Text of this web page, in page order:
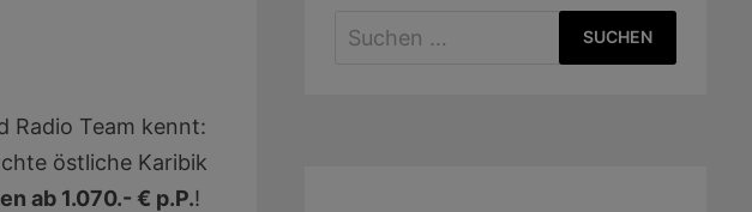
Radio Team kennt:
östliche Karibik
ab 1.070.- € p.P.!
Suchen